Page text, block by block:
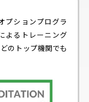
プションプログラ
よるトレーニング
のトップ機関でも